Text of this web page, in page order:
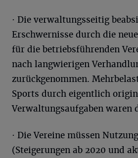
· Die verwaltungsseitig
Erschwernisse durch die
für die betriebsführenden
nach langwierigen
zurückgenommen.
Sports durch eigentlich
Verwaltungsaufgaben waren
· Die Vereine müssen
(Steigerungen ab 2020 und